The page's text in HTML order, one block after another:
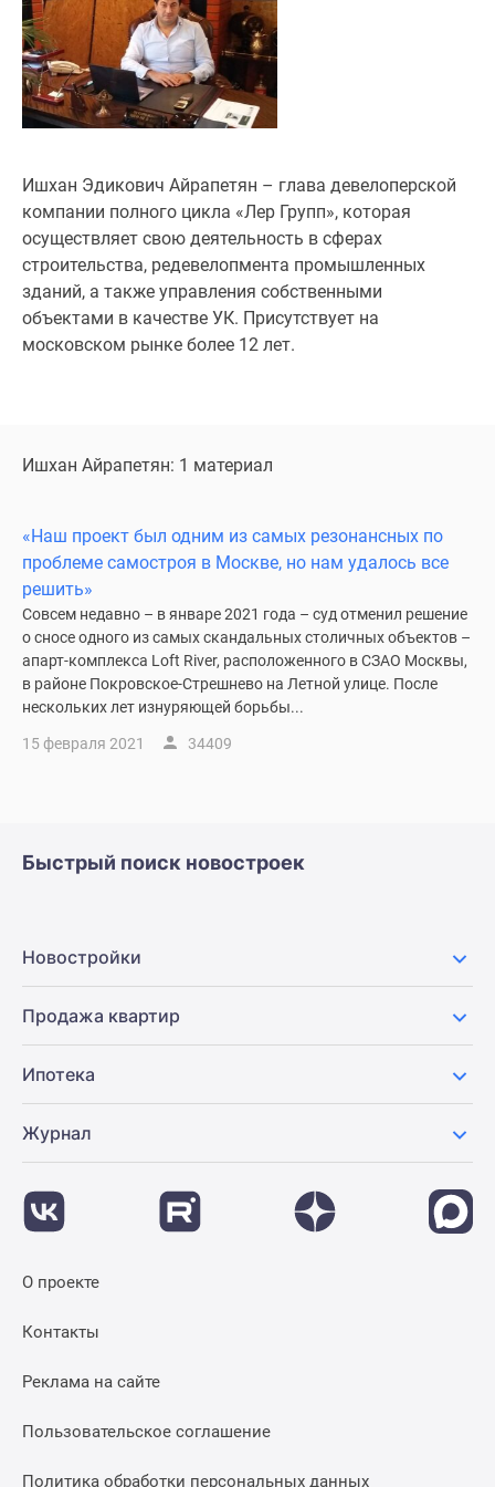
Специальные
предложения
Коммерческие
помещения
Продавцы
застройщики
Панорамы
новостроек
Видеообзор
новостроек
Экспертиза
новостроек
Студии
комнатные
комнатные
комнатные
Квартиры
карте
Ипотечный
ипотека
программы
Медиа
Новости
недвижимости
эксперта
рынка
Покупателю
Экспертиза
новостроек
Контакты
Ишхан Эдикович Айрапетян – глава девелоперской
компании полного цикла «Лер Групп», которая
осуществляет свою деятельность в сферах
строительства, редевелопмента промышленных
зданий, а также управления собственными
объектами в качестве УК. Присутствует на
московском рынке более 12 лет.
Ишхан Айрапетян: 1 материал
«Наш проект был одним из самых резонансных по
проблеме самостроя в Москве, но нам удалось все
решить»
Совсем недавно – в январе 2021 года – суд отменил решение
о сносе одного из самых скандальных столичных объектов –
апарт-комплекса Loft River, расположенного в СЗАО Москвы,
в районе Покровское-Стрешнево на Летной улице. После
нескольких лет изнуряющей борьбы...
15 февраля 2021 34409
Быстрый поиск новостроек
Новостройки
Продажа квартир
Ипотека
Журнал
О проекте
Контакты
Реклама на сайте
Пользовательское соглашение
Политика обработки персональных данных